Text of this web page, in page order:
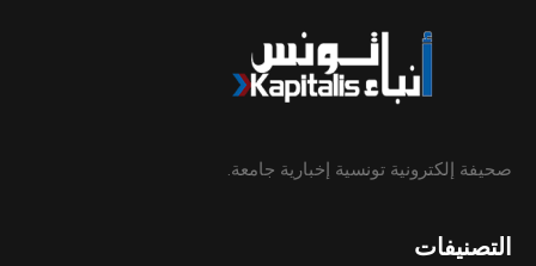
صحيفة إلكترونية تونسية إخبارية جامعة.
التصنيفات